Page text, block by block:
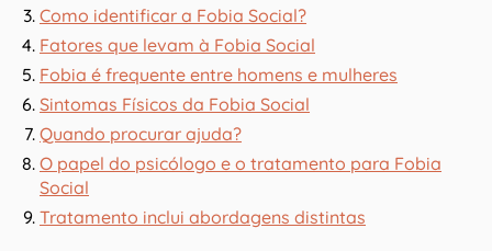
Como identificar a Fobia Social?
Fatores que levam à Fobia Social
Fobia é frequente entre homens e mulheres
Sintomas Físicos da Fobia Social
Quando procurar ajuda?
O papel do psicólogo e o tratamento para Fobia
Social
Tratamento inclui abordagens distintas